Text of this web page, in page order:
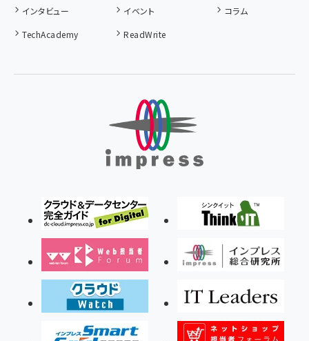
インタビュー
イベント
コラム
TechAcademy
ReadWrite